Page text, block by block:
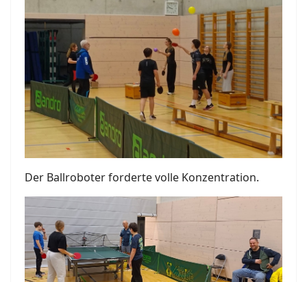
Der Ballroboter forderte volle Konzentration.